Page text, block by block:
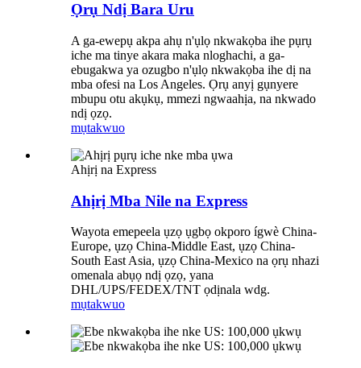
Ọrụ Ndị Bara Uru
A ga-ewepụ akpa ahụ n'ụlọ nkwakọba ihe pụrụ
iche ma tinye akara maka nloghachi, a ga-
ebugakwa ya ozugbo n'ụlọ nkwakọba ihe dị na
mba ofesi na Los Angeles. Ọrụ anyị gụnyere
mbupu otu akụkụ, mmezi ngwaahịa, na nkwado
ndị ọzọ.
mụtakwuo
Ahịrị na Express
Ahịrị Mba Nile na Express
Wayota emepeela ụzọ ụgbọ okporo ígwè China-
Europe, ụzọ China-Middle East, ụzọ China-
South East Asia, ụzọ China-Mexico na ọrụ nhazi
omenala abụọ ndị ọzọ, yana
DHL/UPS/FEDEX/TNT ọdịnala wdg.
mụtakwuo